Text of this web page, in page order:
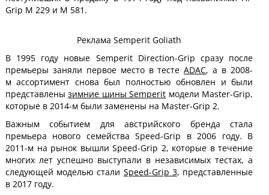
Grip M 229 и M 581.
Реклама Semperit Goliath
В 1995 году новые Semperit Direction-Grip сразу после
премьеры заняли первое место в тестеADAC, а в 2008-
м ассортимент снова был полностью обновлен и были
представленызимние шины Semperit модели Master-Grip,
которые в 2014-м были заменены на Master-Grip 2.
Важным событием для австрийского бренда стала
премьера нового семейства Speed-Grip в 2006 году. В
2011-м на рынок вышли Speed-Grip 2, которые в течение
многих лет успешно выступали в независимых тестах, а
следующей моделью стали Speed-Grip 3, представленные
в 2017 году.